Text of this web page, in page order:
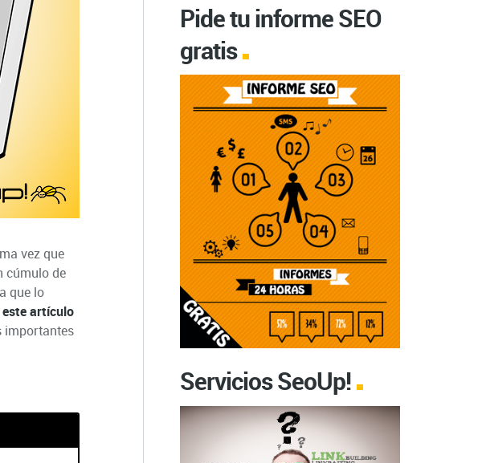
vez que
cúmulo de
que lo
este artículo
importantes
Pide tu informe SEO
gratis
Servicios SeoUp!